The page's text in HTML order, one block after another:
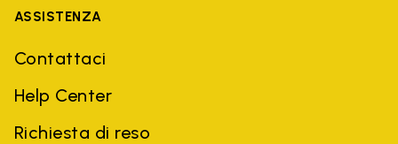
ASSISTENZA
Contattaci
Help Center
Richiesta di reso